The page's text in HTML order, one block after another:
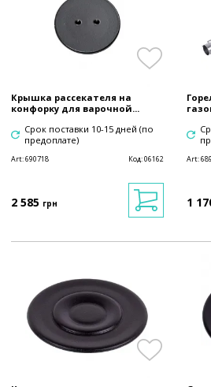
Крышка рассекателя на
конфорку для варочной...
Срок поставки 10-15 дней (по
предоплате)
Art:690718 Код:06162
2 585 грн
Art:
1